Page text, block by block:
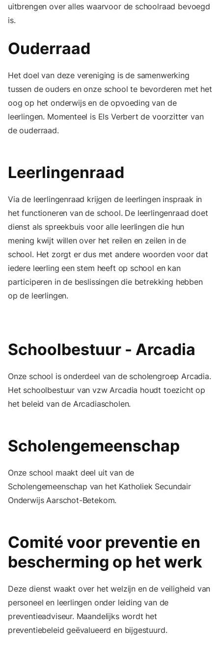
uitbrengen over alles waarvoor de schoolraad bevoegd
is.
Ouderraad
Het doel van deze vereniging is de samenwerking
tussen de ouders en onze school te bevorderen met het
oog op het onderwijs en de opvoeding van de
leerlingen. Momenteel is Els Verbert de voorzitter van
de ouderraad.
Leerlingenraad
Via de leerlingenraad krijgen de leerlingen inspraak in
het functioneren van de school. De leerlingenraad doet
dienst als spreekbuis voor alle leerlingen die hun
mening kwijt willen over het reilen en zeilen in de
school. Het zorgt er dus met andere woorden voor dat
iedere leerling een stem heeft op school en kan
participeren in de beslissingen die betrekking hebben
op de leerlingen.
Schoolbestuur - Arcadia
Onze school is onderdeel van de scholengroep Arcadia.
Het schoolbestuur van vzw Arcadia houdt toezicht op
het beleid van de Arcadiascholen.
Scholengemeenschap
Onze school maakt deel uit van de
Scholengemeenschap van het Katholiek Secundair
Onderwijs Aarschot-Betekom.
Comité voor preventie en
bescherming op het werk
Deze dienst waakt over het welzijn en de veiligheid van
personeel en leerlingen onder leiding van de
preventieadviseur. Maandelijks wordt het
preventiebeleid geëvalueerd en bijgestuurd.